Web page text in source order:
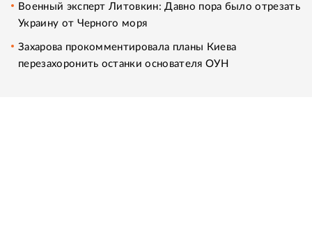
Военный эксперт Литовкин: Давно пора было отрезать
Украину от Черного моря
Захарова прокомментировала планы Киева
перезахоронить останки основателя ОУН